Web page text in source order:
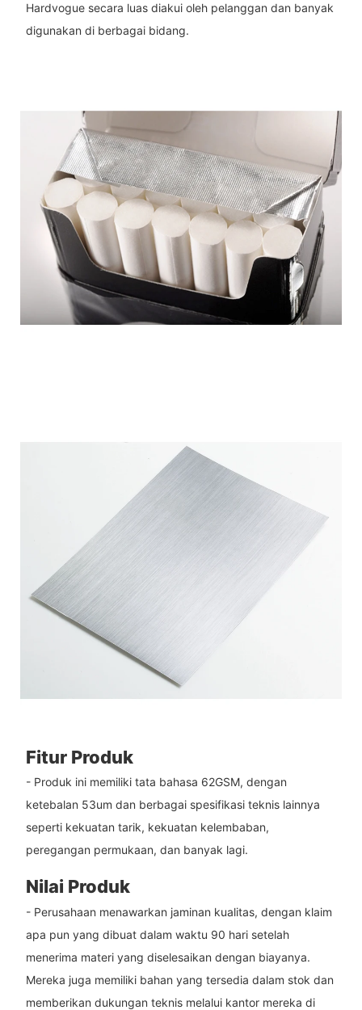
Hardvogue secara luas diakui oleh pelanggan dan banyak
digunakan di berbagai bidang.
Fitur Produk
- Produk ini memiliki tata bahasa 62GSM, dengan
ketebalan 53um dan berbagai spesifikasi teknis lainnya
seperti kekuatan tarik, kekuatan kelembaban,
peregangan permukaan, dan banyak lagi.
Nilai Produk
- Perusahaan menawarkan jaminan kualitas, dengan klaim
apa pun yang dibuat dalam waktu 90 hari setelah
menerima materi yang diselesaikan dengan biayanya.
Mereka juga memiliki bahan yang tersedia dalam stok dan
memberikan dukungan teknis melalui kantor mereka di